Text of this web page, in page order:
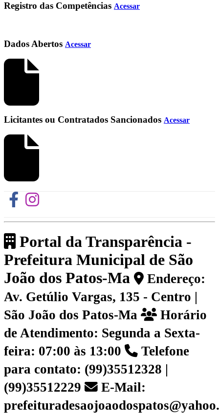
Registro das Competências Acessar
Dados Abertos Acessar
Licitantes ou Contratados Sancionados Acessar
Portal da Transparência -
Prefeitura Municipal de São
João dos Patos-Ma
Endereço:
Av. Getúlio Vargas, 135 - Centro |
São João dos Patos-Ma
Horário
de Atendimento: Segunda a Sexta-
feira: 07:00 às 13:00
Telefone
para contato: (99)35512328 |
(99)35512229
E-Mail: